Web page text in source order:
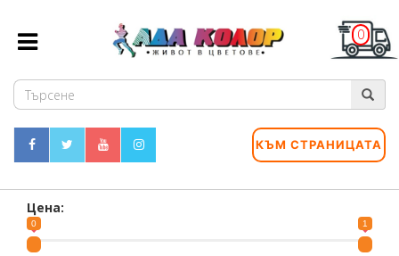
0
КЪМ СТРАНИЦАТА
Цена:
0 1